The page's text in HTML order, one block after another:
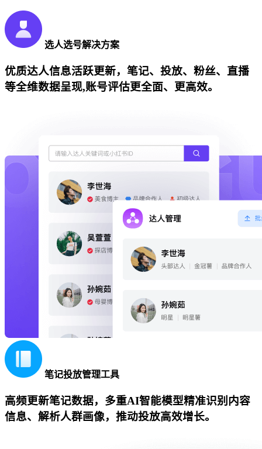
选人选号解决方案
优质达人信息活跃更新，笔记、投放、粉丝、直播
等全维数据呈现,账号评估更全面、更高效。
笔记投放管理工具
高频更新笔记数据，多重AI智能模型精准识别内容
信息、解析人群画像，推动投放高效增长。